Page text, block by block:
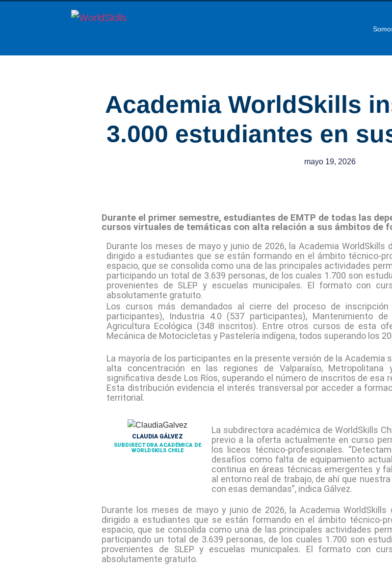
Academia WorldSkills
3.000 estudiantes en
mayo 19, 2026
Durante el primer semestre, estudiantes de EMTP de todas las
cursos virtuales de temáticas con alta relación a sus ámbitos de
Durante los meses de mayo y junio de 2026, la Academia
dirigido a estudiantes que se están formando en el ámbito técnico-
espacio, que se consolida como una de las principales actividades
participando un total de 3.639 personas, de los cuales 1.700 son
provenientes de SLEP y escuelas municipales. El formato con
absolutamente gratuito.
Los cursos más demandados al cierre del proceso de inscripción
participantes), Industria 4.0 (537 participantes), Mantenimiento
Agricultura Ecológica (348 inscritos). Entre otros cursos de esta
Mecánica de Motocicletas y Pastelería indígena, todos superando los
La mayoría de los participantes en la presente versión de la Academia
alta concentración en las regiones de Valparaíso, Metropolitana
significativa desde Los Ríos, superando el número de inscritos de esa
Esta distribución evidencia el interés transversal por acceder a
territorial.
CLAUDIA GÁLVEZ
SUBDIRECTORA ACADÉMICA DE
WORLDSKILS CHILE
La subdirectora académica de WorldSkills
previo a la oferta actualmente en curso
los liceos técnico-profesionales.
desafíos como falta de equipamiento
continua en áreas técnicas emergentes y
al entorno real de trabajo, de ahí que
con esas demandas”, indica Gálvez.
Durante los meses de mayo y junio de 2026, la Academia
dirigido a estudiantes que se están formando en el ámbito técnico-
espacio, que se consolida como una de las principales actividades
participando un total de 3.639 personas, de los cuales 1.700 son
provenientes de SLEP y escuelas municipales. El formato con
absolutamente gratuito.